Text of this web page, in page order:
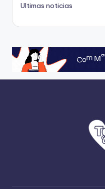
Ultimas noticias